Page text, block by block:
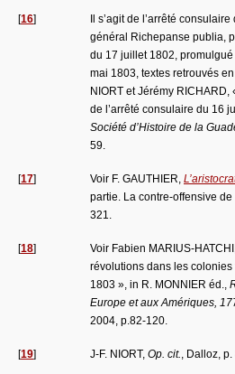
[16]
Il s’agit de l’arrêté
général Richepanse publia,
du 17 juillet 1802,
mai 1803, textes retrouvés
NIORT et Jérémy
de l’arrêté consulaire du 16
Société d’Histoire de la
59.
[17] Voir F. GAUTHIER,
partie. La contre-offensive
321.
[18]
Voir Fabien MARIUS-
révolutions dans les
1803 », in R. MONNIER éd.,
Europe et aux Amériques,
2004, p.82-120.
[19] J-F. NIORT, Op. cit. , Dalloz, p.